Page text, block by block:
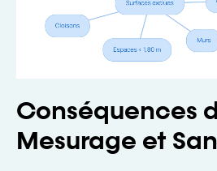
Conséquences
Mesurage et